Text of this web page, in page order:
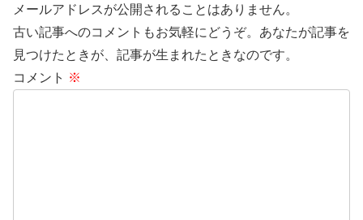
メールアドレスが公開されることはありません。
古い記事へのコメントもお気軽にどうぞ。あなたが記事を
見つけたときが、記事が生まれたときなのです。
コメント ※